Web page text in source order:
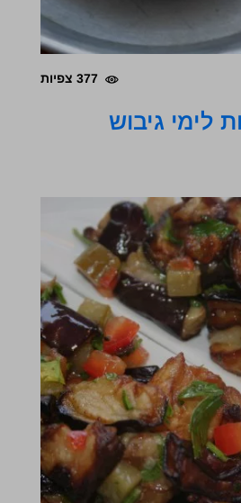
377 צפיות